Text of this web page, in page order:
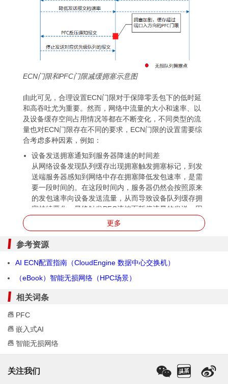
ECN门限和PFC门限减缓拥塞示意图
由此可见，合理设置ECN门限对于保障零丢包下的低时延
和高吞吐尤为重要。然而，网络中流量的大小和速率、以
及设备缓存空间占用情况等都在不断变化，不同类型的流
量也对ECN门限存在不同的要求，ECN门限的设置需要综
合考虑多种因素，例如：
设备发送拥塞通知到服务器降速的时间差
从网络设备发现队列缓存出现拥塞触发拥塞标记，到发
送端服务器感知到网络中存在拥塞降低发包速率，是需
要一段时间的。在这段时间内，服务器仍然会按照原来
的发包速率向设备发送流量，从而导致设备队列缓存拥
塞持续恶化，最终触发PFC流控而暂停流量的发送。因
此，需要合理设置ECN门限，使得ECN门限和PFC门限
之间的缓存空间能够容纳拥塞标记之后到服务器降速之
前这段时间发送过来的流量，尽可能的避免触发网络
PFC流控。
兼顾时延敏感小流和吞吐敏感大流
ECN门限设置偏高时，可以延缓触发拥塞标记，保障
流量发送的速率和队列内用来吸收突发流量的缓存空
间，满足吞吐敏感的大流的流量带宽。但是，在队列
ECN门限设置偏低时，可以尽快触发拥塞标记，通知
服务器降速，从而使队列内的缓存空间维持在较低的
感的小流有益。但是，过低的ECN门限会影响吞吐敏
更多
参考资源
AI ECN配置指南（CloudEngine 数据中心交换机）
（eBook）智能无损网络（HPC场景）
相关词条
PFC
嵌入式AI
智能无损网络
关注我们